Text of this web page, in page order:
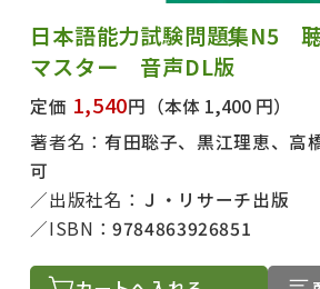
日本語能力試験問題集N5
マスター 音声DL版
定価 1,540円 （本体 1,400 円）
著者名： 有田聡子、黒江理恵、高
可
出版社名： Ｊ・リサーチ出版
ISBN：9784863926851